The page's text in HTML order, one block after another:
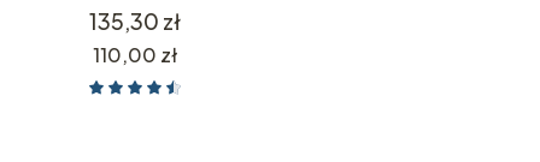
Cena
135,30 zł
Cena
110,00 zł